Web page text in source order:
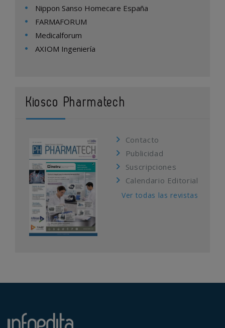
Nippon Sanso Homecare España
FARMAFORUM
Medicalforum
AXIOM Ingeniería
Kiosco Pharmatech
Contacto
Publicidad
Suscripciones
Calendario Editorial
Ver todas las revistas